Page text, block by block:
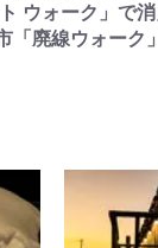
ウォーク」で
「廃線ウォーク